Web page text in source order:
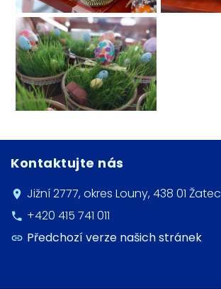
Kontaktujte nás
Jižní 2777, okres Louny, 438 01 Žatec
+420 415 741 011
Předchozí verze našich stránek